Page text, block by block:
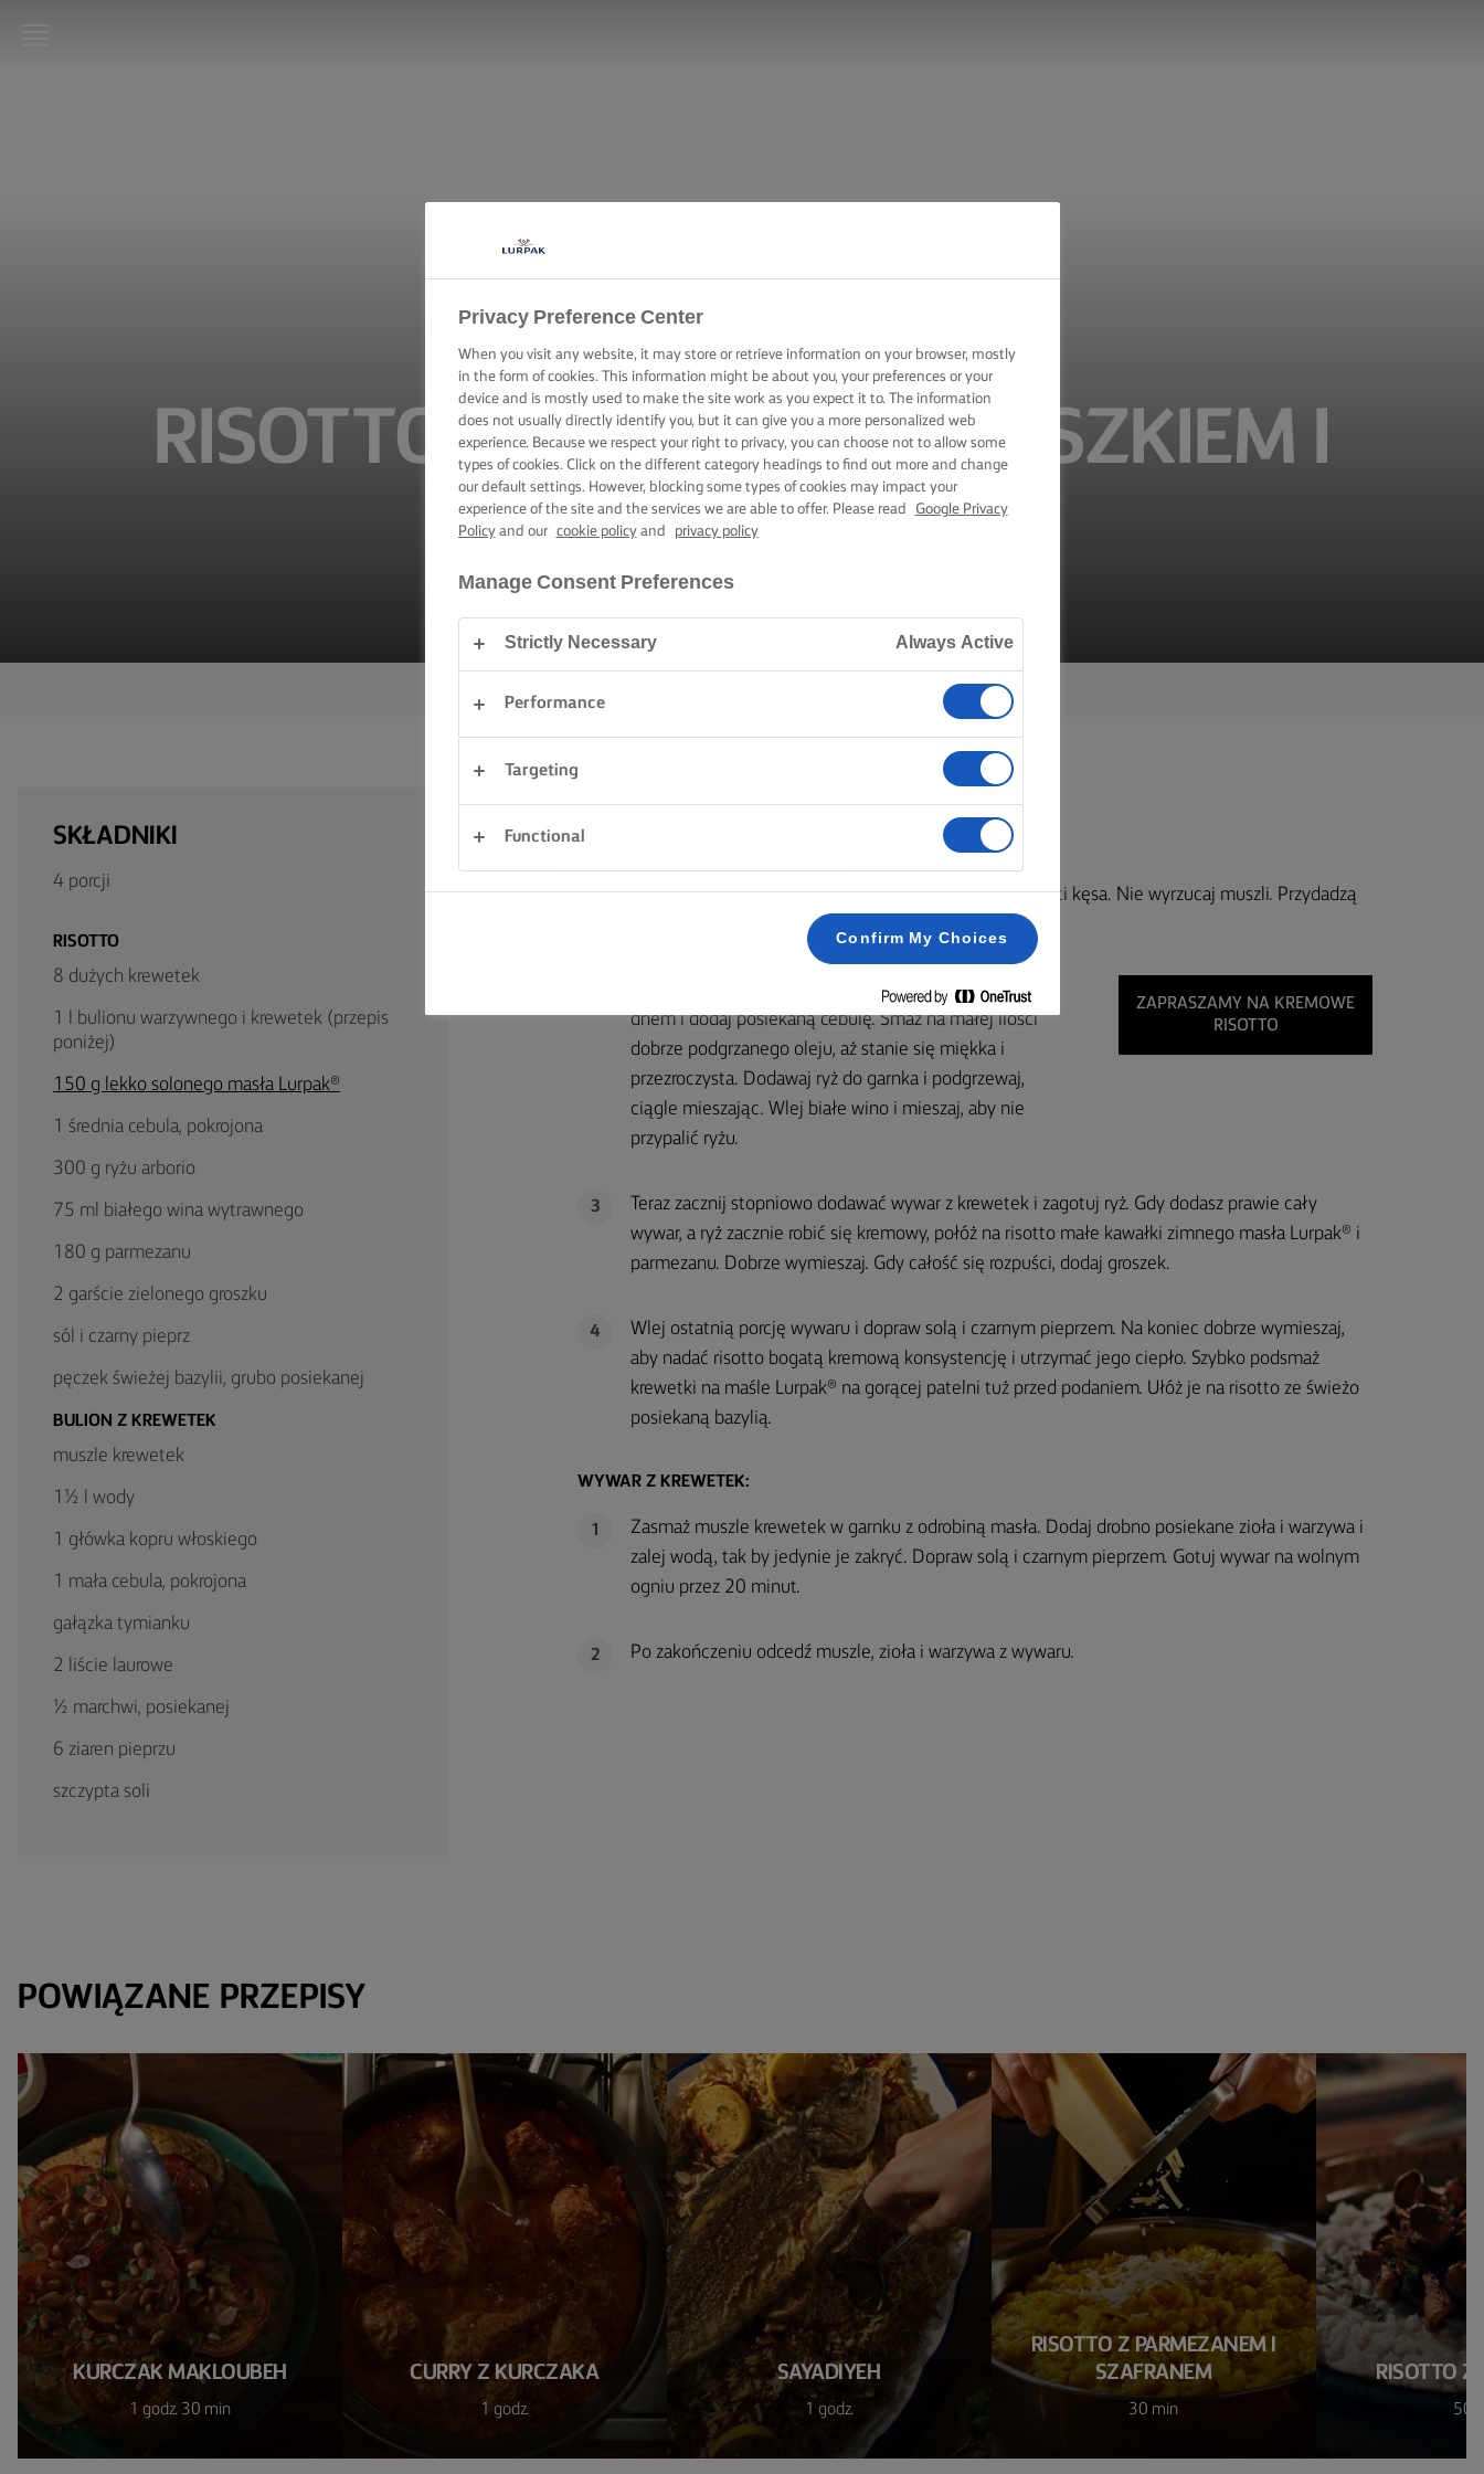
RISOTTO Z ZIELONYM GROSZKIEM I
KREWETKAMI
RISOTTO Z GROSZKIEM I KREWETKAMI
SKŁADNIKI
4 porcji
RISOTTO
8 dużych krewetek
1 l bulionu warzywnego i krewetek (przepis
poniżej)
150 g lekko solonego masła Lurpak®
1 średnia cebula, pokrojona
300 g ryżu arborio
75 ml białego wina wytrawnego
180 g parmezanu
2 garście zielonego groszku
sól i czarny pieprz
pęczek świeżej bazylii, grubo posiekanej
BULION Z KREWETEK
muszle krewetek
1½ l wody
1 główka kopru włoskiego
1 mała cebula, pokrojona
gałązka tymianku
2 liście laurowe
½ marchwi, posiekanej
6 ziaren pieprzu
szczypta soli
METODA
1
Usuń muszle i pokrój krewetki na małe kawałki wielkości kęsa. Nie wyrzucaj muszli. Przydadzą
Rozpuść trochę masła Lurpak® na patelni z grubym
dnem i dodaj posiekaną cebulę. Smaż na małej ilości
dobrze podgrzanego oleju, aż stanie się miękka i
przezroczysta. Dodawaj ryż do garnka i podgrzewaj,
ciągle mieszając. Wlej białe wino i mieszaj, aby nie
przypalić ryżu.
ZAPRASZAMY NA KREMOWE
RISOTTO
3
Teraz zacznij stopniowo dodawać wywar z krewetek i zagotuj ryż. Gdy dodasz prawie cały
wywar, a ryż zacznie robić się kremowy, połóż na risotto małe kawałki zimnego masła Lurpak® i
parmezanu. Dobrze wymieszaj. Gdy całość się rozpuści, dodaj groszek.
4
Wlej ostatnią porcję wywaru i dopraw solą i czarnym pieprzem. Na koniec dobrze wymieszaj,
aby nadać risotto bogatą kremową konsystencję i utrzymać jego ciepło. Szybko podsmaż
krewetki na maśle Lurpak® na gorącej patelni tuż przed podaniem. Ułóż je na risotto ze świeżo
posiekaną bazylią.
WYWAR Z KREWETEK:
1
Zasmaż muszle krewetek w garnku z odrobiną masła. Dodaj drobno posiekane zioła i warzywa i
zalej wodą, tak by jedynie je zakryć. Dopraw solą i czarnym pieprzem. Gotuj wywar na wolnym
ogniu przez 20 minut.
2 Po zakończeniu odcedź muszle, zioła i warzywa z wywaru.
POWIĄZANE PRZEPISY
KURCZAK MAKLOUBEH
1 godz. 30 min
CURRY Z KURCZAKA
1 godz.
SAYADIYEH
1 godz.
RISOTTO Z PARMEZANEM I
SZAFRANEM
30 min
RISOTTO Z
50
Privacy Preference Center
When you visit any website, it may store or retrieve information on your browser, mostly
in the form of cookies. This information might be about you, your preferences or your
device and is mostly used to make the site work as you expect it to. The information
does not usually directly identify you, but it can give you a more personalized web
experience. Because we respect your right to privacy, you can choose not to allow some
types of cookies. Click on the different category headings to find out more and change
our default settings. However, blocking some types of cookies may impact your
experience of the site and the services we are able to offer. Please read
Google Privacy
Policyand our cookie policyand privacy policy
Manage Consent Preferences
Strictly Necessary Always Active
Performance
Targeting
Functional
Confirm My Choices